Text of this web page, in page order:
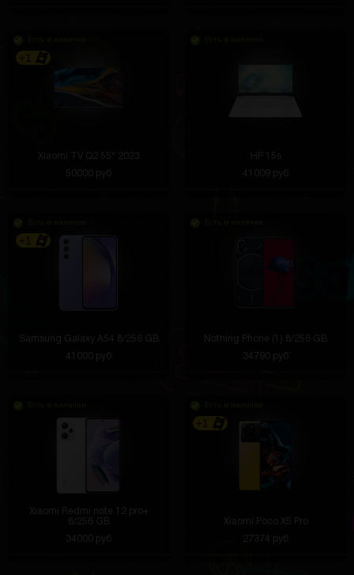
+1
Xiaomi TV Q2 55" 2023
50000 руб
HP 15s
41009 руб
+1
Samsung Galaxy A54 8/256 GB
41000 руб
Nothing Phone (1) 8/256 GB
34790 руб
Xiaomi Redmi note 12 pro+
8/256 GB
34000 руб
+1
Xiaomi Poco X5 Pro
27374 руб